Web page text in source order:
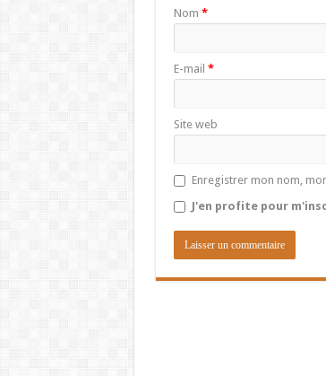
Nom *
E-mail *
Site web
Enregistrer mon nom,
J'en profite pour